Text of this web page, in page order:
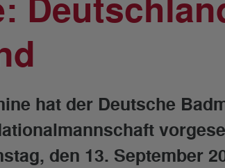
hat der Deutsche
den 13. September